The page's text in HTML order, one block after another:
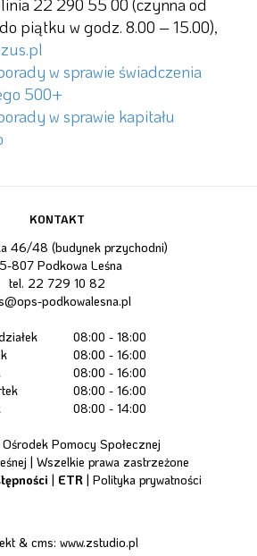
22 290 55 00 (czynna od
piątku w godz. 8.00 – 15.00),
w sprawie świadczenia
500+
w sprawie kapitału
KONTAKT
46/48 (budynek przychodni)
807 Podkowa Leśna
tel. 22 729 10 82
podkowalesna.pl
08:00 - 18:00
08:00 - 16:00
08:00 - 16:00
08:00 - 16:00
08:00 - 14:00
Pomocy Społecznej
| Wszelkie prawa zastrzeżone
| ETR| Polityka prywatności
& cms: www.zstudio.pl